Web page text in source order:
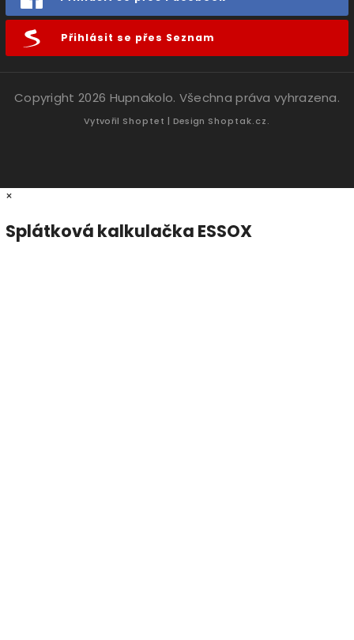
Přihlásit se přes Seznam
Copyright 2026 Hupnakolo. Všechna práva vyhrazena.
Vytvořil Shoptet | Design Shoptak.cz.
×
Splátková kalkulačka ESSOX